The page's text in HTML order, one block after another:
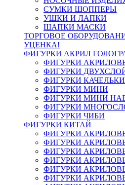
СУМКИ ШОППЕРЫ
УШКИ И ЛАПКИ
ШАПКИ МАСКИ
ТОРГОВОЕ
УЦЕНКА!
ФИГУРКИ АКРИЛ
ФИГУРКИ
ФИГУРКИ
ФИГУРКИ КАЧЕЛЬКИ
ФИГУРКИ МИНИ
ФИГУРКИ МИНИ
ФИГУРКИ
ФИГУРКИ ЧИБИ
ФИГУРКИ КИТАЙ
ФИГУРКИ
ФИГУРКИ
ФИГУРКИ
ФИГУРКИ
ФИГУРКИ
ФИГУРКИ